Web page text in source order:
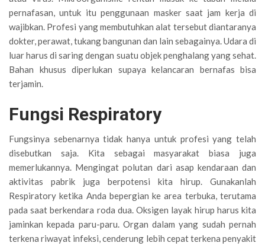
pernafasan, untuk itu penggunaan masker saat jam kerja di
wajibkan. Profesi yang membutuhkan alat tersebut diantaranya
dokter, perawat, tukang bangunan dan lain sebagainya. Udara di
luar harus di saring dengan suatu objek penghalang yang sehat.
Bahan khusus diperlukan supaya kelancaran bernafas bisa
terjamin.
Fungsi Respiratory
Fungsinya sebenarnya tidak hanya untuk profesi yang telah
disebutkan saja. Kita sebagai masyarakat biasa juga
memerlukannya. Mengingat polutan dari asap kendaraan dan
aktivitas pabrik juga berpotensi kita hirup. Gunakanlah
Respiratory ketika Anda bepergian ke area terbuka, terutama
pada saat berkendara roda dua. Oksigen layak hirup harus kita
jaminkan kepada paru-paru. Organ dalam yang sudah pernah
terkena riwayat infeksi, cenderung lebih cepat terkena penyakit